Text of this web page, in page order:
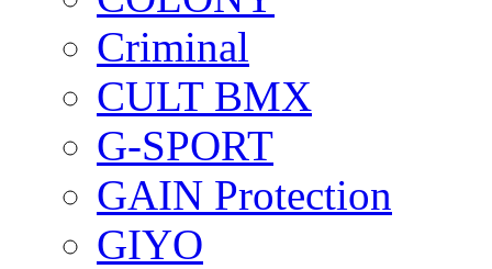
Criminal
CULT BMX
G-SPORT
GAIN Protection
GIYO